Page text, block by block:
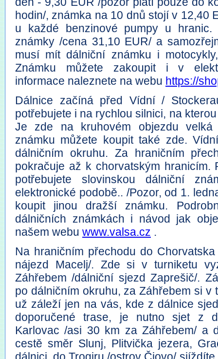
hodin/, známka na 10 dnů stojí v 12,40
u každé benzinové pumpy u
známky /cena 31,10 EUR/ a
musí mít dálniční známku i
Známku můžete zakoupit i v
informace naleznete na webu https://
Dálnice začíná před Vídní /
potřebujete i na rychlou silnici, na
Je zde na kruhovém objezdu velká
známku můžete koupit také zde.
dálničním okruhu. Za hraničním
pokračuje až k chorvatským hranicím.
potřebujete slovinskou dálniční
elektronické podobě.. /Pozor, od 1.
koupit jinou dražší známku.
dálničních známkách i návod jak
našem webu www.valsa.cz .
Na hraničním přechodu do
nájezd Macelj/. Zde si v turniketu
Záhřebem /dálniční sjezd Zaprešič/.
po dálničním okruhu, za Záhřebem si v
už záleží jen na vás, kde z dálnice
doporučené trase, je nutno sjet z
Karlovac /asi 30 km za Záhřebem/ a
cestě směr Slunj, Plitvička jezera,